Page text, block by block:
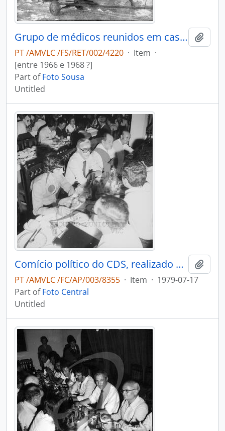
Grupo de médicos reunidos em casa do Dr. António Duarte Teixeira da Silva
PT /AMVLC /FS/RET/002/4220 · Item ·
[entre 1966 e 1968 ?]
Part ofFoto Sousa
Untitled
Comício político do CDS, realizado em Oliveira de Azeméis
PT /AMVLC /FC/AP/003/8355 · Item · 1979-07-17
Part ofFoto Central
Untitled